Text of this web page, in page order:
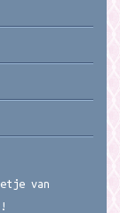
van